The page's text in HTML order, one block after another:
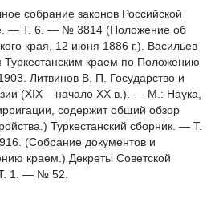
собрание законов Российской
— Т. 6. — № 3814 (Положение об
края, 12 июня 1886 г.). Васильев
краем по Положению
Литвинов В. П. Государство и
(XIX – начало XX в.). — М.: Наука,
содержит общий обзор
Туркестанский сборник. — Т.
(Собрание документов и
краем.) Декреты Советской
1. — № 52.